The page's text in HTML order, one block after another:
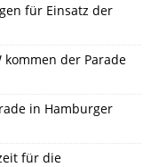
für Einsatz der
kommen der Parade
in Hamburger
für die